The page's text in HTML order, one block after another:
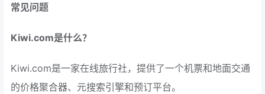
常见问题
Kiwi.com是什么？
Kiwi.com是一家在线旅行社，提供了一个机票和地面交通
的价格聚合器、元搜索引擎和预订平台。